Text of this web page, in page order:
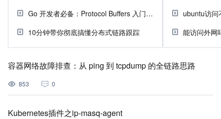
Go 开发者必备：Protocol Buffers 入门指南
10分钟带你彻底搞懂分布式链路跟踪
ubuntu访问
能访问外网
容器网络故障排查：从 ping 到 tcpdump 的全链路思路
853 0
Kubernetes插件之ip-masq-agent